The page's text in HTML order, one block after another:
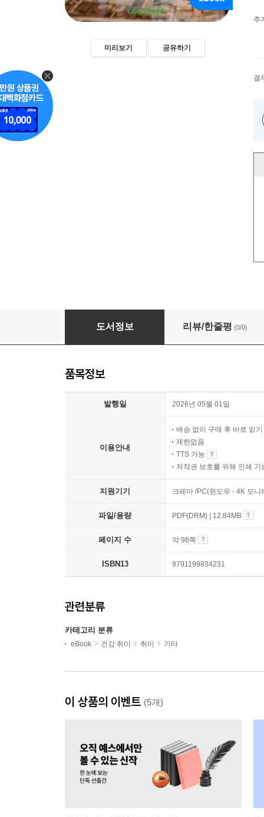
미리보기 공유하기
추
결
Fail-Safe Interior
도서정보 리뷰/한줄평 (0/0)
품목정보
발행일 2026년 05월 01일
이용안내
배송 없이 구매 후 바로 읽기
제한없음
TTS 가능
저작권 보호를 위해 인쇄 기
지원기기 크레마 /PC(윈도우 - 4K 모
파일/용량 PDF(DRM) | 12.84MB
페이지 수 약 98쪽
ISBN13 9791199834231
관련분류
카테고리 분류
eBook 건강 취미 취미 기타
이 상품의 이벤트 (5개)